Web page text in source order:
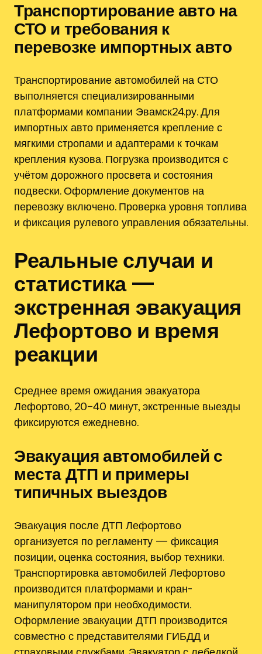
Транспортирование авто на
СТО и требования к
перевозке импортных авто
Транспортирование автомобилей на СТО
выполняется специализированными
платформами компании Эвамск24.ру. Для
импортных авто применяется крепление с
мягкими стропами и адаптерами к точкам
крепления кузова. Погрузка производится с
учётом дорожного просвета и состояния
подвески. Оформление документов на
перевозку включено. Проверка уровня топлива
и фиксация рулевого управления обязательны.
Реальные случаи и
статистика —
экстренная эвакуация
Лефортово и время
реакции
Среднее время ожидания эвакуатора
Лефортово, 20–40 минут, экстренные выезды
фиксируются ежедневно.
Эвакуация автомобилей с
места ДТП и примеры
типичных выездов
Эвакуация после ДТП Лефортово
организуется по регламенту — фиксация
позиции, оценка состояния, выбор техники.
Транспортировка автомобилей Лефортово
производится платформами и кран-
манипулятором при необходимости.
Оформление эвакуации ДТП производится
совместно с представителями ГИБДД и